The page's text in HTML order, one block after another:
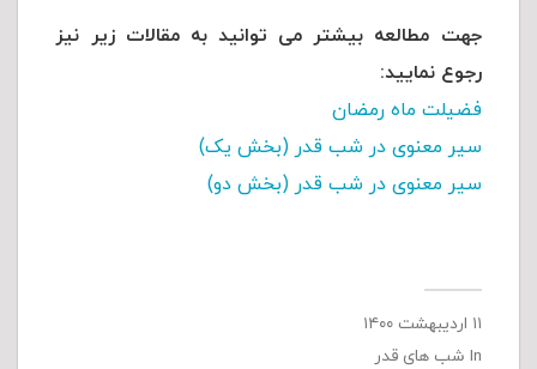
جهت مطالعه بیشتر می توانید به مقالات زیر نیز
رجوع نمایید:
فضیلت ماه رمضان
سیر معنوی در شب قدر (بخش یک)
سیر معنوی در شب قدر (بخش دو)
۱۱ اردیبهشت ۱۴۰۰
In شب های قدر